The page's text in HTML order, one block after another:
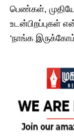
பெண்கள்,
உடன்பிறப்புகள்
‘நாங்க